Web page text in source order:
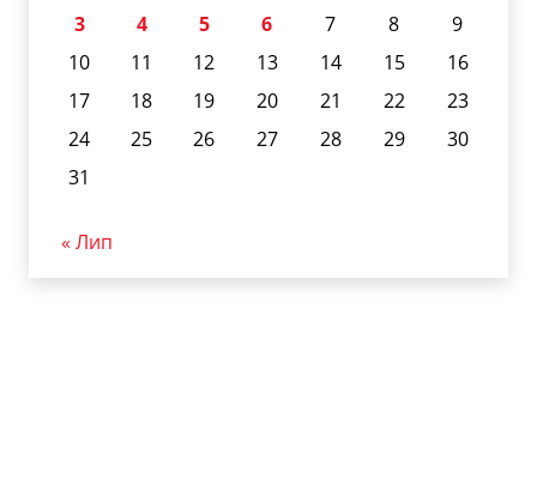
3
4 5 6 7 8
9
10
11 12 13 14 15
16
17
18 19 20 21 22
23
24
25 26 27 28 29
30
31
« Лип